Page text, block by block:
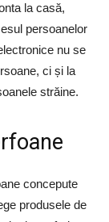
la casă,
persoanelor
nu se
ci și la
străine.
concepute
produsele de